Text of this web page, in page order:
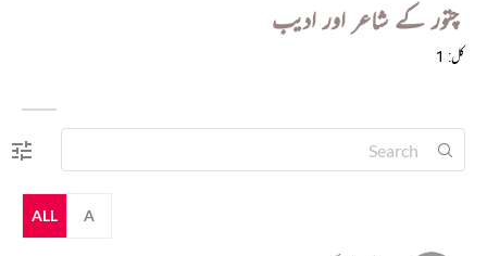
چتور کے شاعر اور ادیب
کل: 1
ALL A